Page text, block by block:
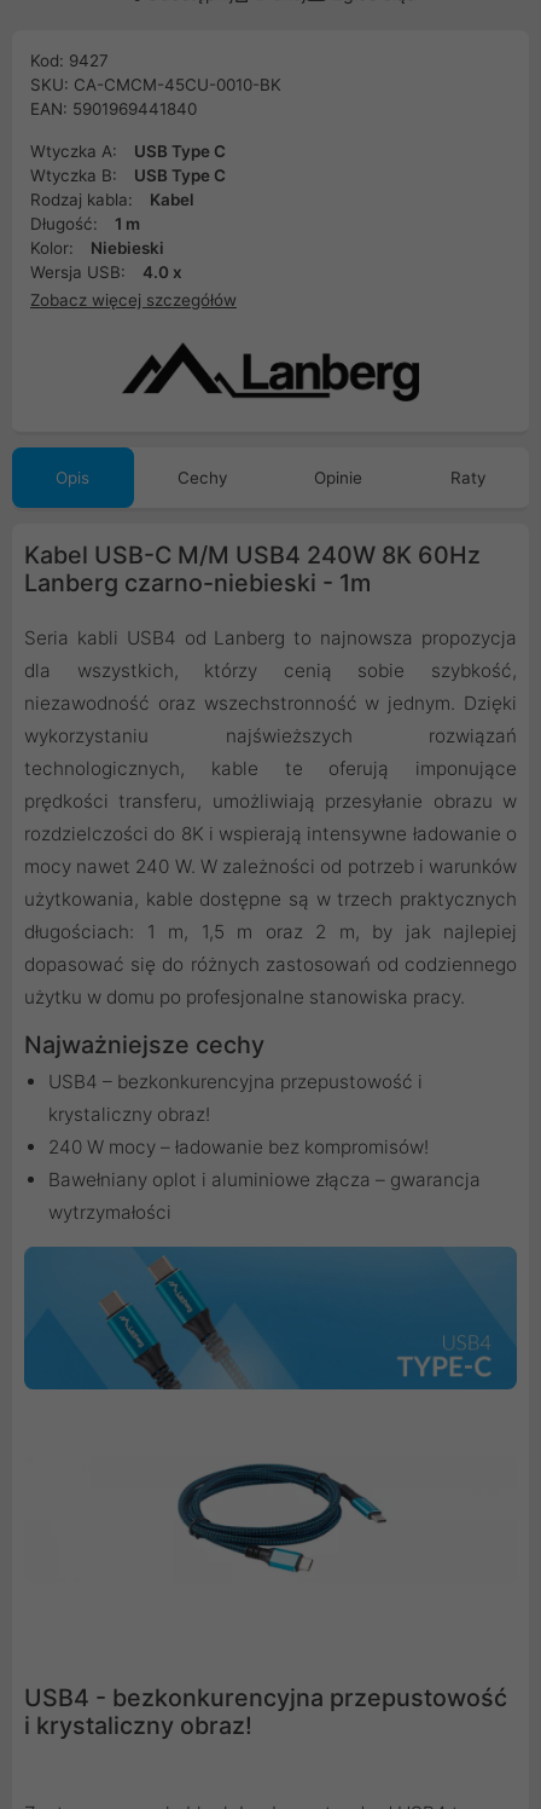
Kod: 9427
SKU: CA-CMCM-45CU-0010-BK
EAN: 5901969441840
Wtyczka A:
USB Type C
Wtyczka B:
USB Type C
Rodzaj kabla:
Kabel
Długość:
1 m
Kolor:
Niebieski
Wersja USB:
4.0 x
Zobacz więcej szczegółów
Opis Cechy Opinie Raty
Kabel USB-C M/M USB4 240W 8K 60Hz
Lanberg czarno-niebieski - 1m
Seria kabli USB4 od Lanberg to najnowsza propozycja
dla wszystkich, którzy cenią sobie szybkość,
niezawodność oraz wszechstronność w jednym. Dzięki
wykorzystaniu najświeższych rozwiązań
technologicznych, kable te oferują imponujące
prędkości transferu, umożliwiają przesyłanie obrazu w
rozdzielczości do 8K i wspierają intensywne ładowanie o
mocy nawet 240 W. W zależności od potrzeb i warunków
użytkowania, kable dostępne są w trzech praktycznych
długościach: 1 m, 1,5 m oraz 2 m, by jak najlepiej
dopasować się do różnych zastosowań od codziennego
użytku w domu po profesjonalne stanowiska pracy.
Najważniejsze cechy
USB4 – bezkonkurencyjna przepustowość i
krystaliczny obraz!
240 W mocy – ładowanie bez kompromisów!
Bawełniany oplot i aluminiowe złącza – gwarancja
wytrzymałości
USB4 - bezkonkurencyjna przepustowość
i krystaliczny obraz!